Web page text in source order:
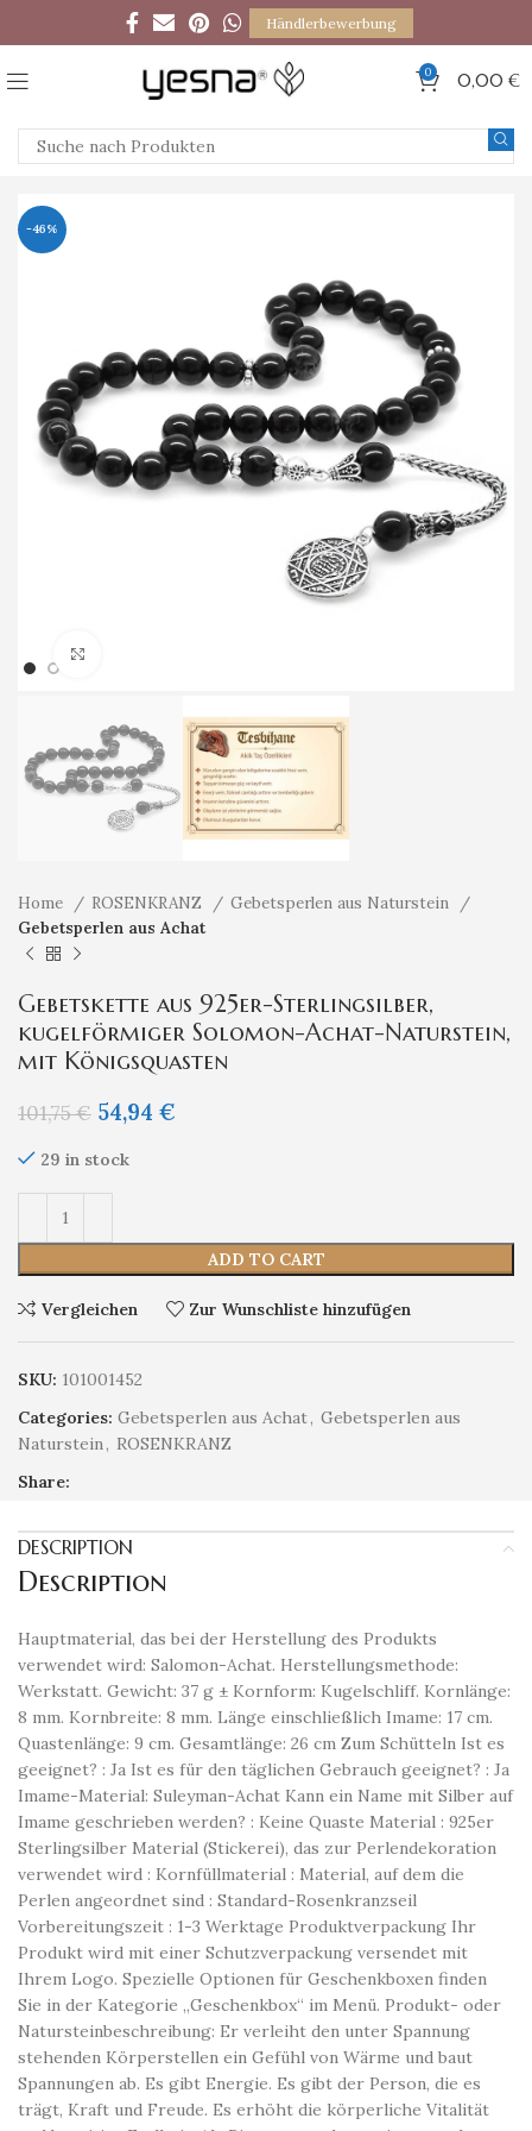
Händlerbewerbung
0 0,00 €
-46%
Home ROSENKRANZ
Gebetsperlen aus Naturstein
Gebetsperlen aus Achat
Gebetskette aus 925er-Sterlingsilber,
kugelförmiger Solomon-Achat-Naturstein,
mit Königsquasten
101,75€ 54,94 €
29 in stock
ADD TO CART
Vergleichen Zur Wunschliste hinzufügen
SKU: 101001452
Categories: Gebetsperlen aus Achat, Gebetsperlen aus
Naturstein, ROSENKRANZ
Share:
DESCRIPTION
Description
Hauptmaterial, das bei der Herstellung des Produkts
verwendet wird: Salomon-Achat. Herstellungsmethode:
Werkstatt. Gewicht: 37 g ± Kornform: Kugelschliff. Kornlänge:
8 mm. Kornbreite: 8 mm. Länge einschließlich Imame: 17 cm.
Quastenlänge: 9 cm. Gesamtlänge: 26 cm Zum Schütteln Ist es
geeignet? : Ja Ist es für den täglichen Gebrauch geeignet? : Ja
Imame-Material: Suleyman-Achat Kann ein Name mit Silber auf
Imame geschrieben werden? : Keine Quaste Material : 925er
Sterlingsilber Material (Stickerei), das zur Perlendekoration
verwendet wird : Kornfüllmaterial : Material, auf dem die
Perlen angeordnet sind : Standard-Rosenkranzseil
Vorbereitungszeit : 1-3 Werktage Produktverpackung Ihr
Produkt wird mit einer Schutzverpackung versendet mit
Ihrem Logo. Spezielle Optionen für Geschenkboxen finden
Sie in der Kategorie „Geschenkbox“ im Menü. Produkt- oder
Natursteinbeschreibung: Er verleiht den unter Spannung
stehenden Körperstellen ein Gefühl von Wärme und baut
Spannungen ab. Es gibt Energie. Es gibt der Person, die es
trägt, Kraft und Freude. Es erhöht die körperliche Vitalität